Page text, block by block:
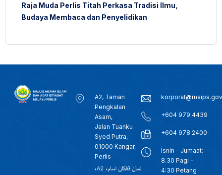
Raja Muda Perlis Titah Perkasa Tradisi Ilmu,
Budaya Membaca dan Penyelidikan
A2, Taman
Pengkalan
Asam,
Jalan Tuanku
Syed Putra,
01000 Kangar,
Perlis
+604 979 4439
+604 978 2400
Isnin - Jumaat:
8.30 Pagi -
4:30 Petang